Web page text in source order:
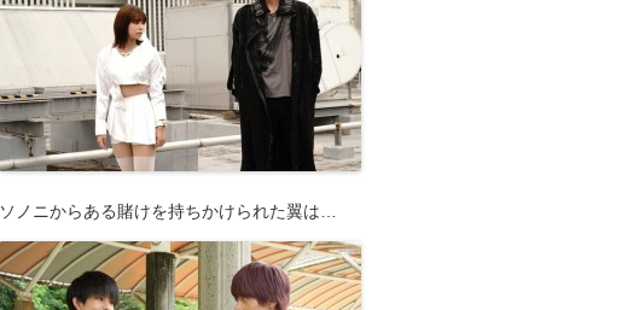
ソノニからある賭けを持ちかけられた翼は…